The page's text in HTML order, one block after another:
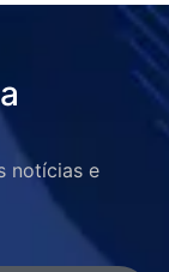
notícias e